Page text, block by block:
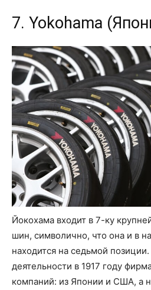
7. Yokohama
Йокохама входит в 7-ку
шин, символично, что она и в
находится на седьмой
деятельности в 1917 году
компаний: из Японии и США, а